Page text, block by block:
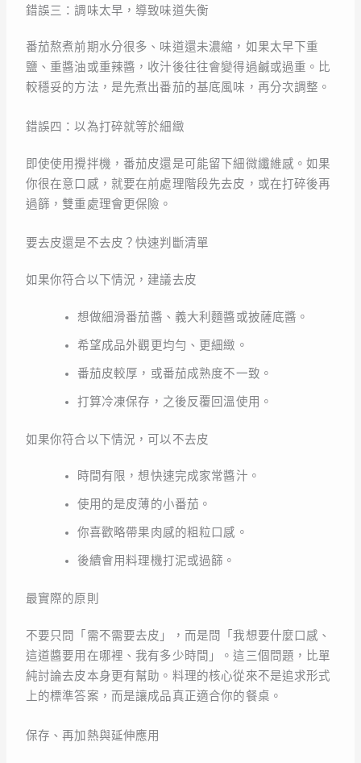
錯誤三：調味太早，導致味道失衡
番茄熬煮前期水分很多、味道還未濃縮，如果太早下重
鹽、重醬油或重辣醬，收汁後往往會變得過鹹或過重。比
較穩妥的方法，是先煮出番茄的基底風味，再分次調整。
錯誤四：以為打碎就等於細緻
即使使用攪拌機，番茄皮還是可能留下細微纖維感。如果
你很在意口感，就要在前處理階段先去皮，或在打碎後再
過篩，雙重處理會更保險。
要去皮還是不去皮？快速判斷清單
如果你符合以下情況，建議去皮
想做細滑番茄醬、義大利麵醬或披薩底醬。
希望成品外觀更均勻、更細緻。
番茄皮較厚，或番茄成熟度不一致。
打算冷凍保存，之後反覆回溫使用。
如果你符合以下情況，可以不去皮
時間有限，想快速完成家常醬汁。
使用的是皮薄的小番茄。
你喜歡略帶果肉感的粗粒口感。
後續會用料理機打泥或過篩。
最實際的原則
不要只問「需不需要去皮」，而是問「我想要什麼口感、
這道醬要用在哪裡、我有多少時間」。這三個問題，比單
純討論去皮本身更有幫助。料理的核心從來不是追求形式
上的標準答案，而是讓成品真正適合你的餐桌。
保存、再加熱與延伸應用